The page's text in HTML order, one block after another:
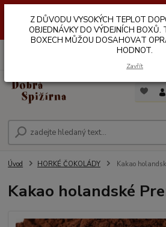
VÝDEJNÍCH BOXŮ. TEPLOTA V TĚCHTO
OPRAVDU EXTRÉMNÍCH
Úvod HORKÉ ČOKOLÁDY Kakao
Kakao holandské
Z DŮVODU VYSOKÝCH TEPLOT
OBJEDNÁVKY DO VÝDEJNÍCH
BOXECH MŮŽOU DOSAHOVAT
HODNOT.
Zavřít